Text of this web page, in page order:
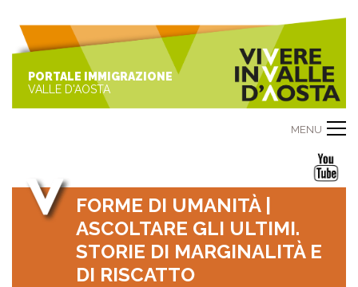
PORTALE IMMIGRAZIONE
VALLE D'AOSTA
MENU
FORME DI UMANITÀ |
ASCOLTARE GLI ULTIMI.
STORIE DI MARGINALITÀ E
DI RISCATTO